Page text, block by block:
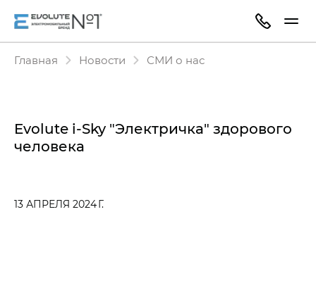
Главная Новости СМИ о нас
Evolute i-Sky "Электричка" здорового
человека
13 АПРЕЛЯ 2024 Г.